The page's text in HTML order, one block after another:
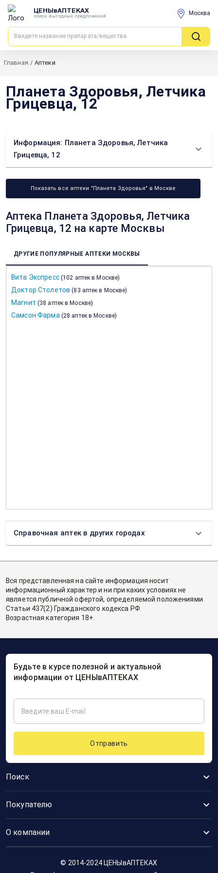
ЦЕНЫвАПТЕКАХ
поиск выгодных предложений Москва
Главная / Аптеки
Планета Здоровья, Летчика
Грицевца, 12
Информация: Планета Здоровья, Летчика
Грицевца, 12
Показать все аптеки "Планета Здоровья" в Москве
Аптека Планета Здоровья, Летчика
Грицевца, 12 на карте Москвы
ДРУГИЕ ПОПУЛЯРНЫЕ АПТЕКИ МОСКВЫ
Вита Экспресс (102 аптек в Москве)
Доктор Столетов (83 аптек в Москве)
Магнит (38 аптек в Москве)
Самсон Фарма (28 аптек в Москве)
Справочная аптек в других городах
Вся представленная на сайте информация носит
информационный характер и ни при каких условиях не
является публичной офертой, определяемой положениями
Статьи 437(2) Гражданского кодекса РФ.
Возрастная категория 18+.
Поиск
Покупателю
О компании
Будьте в курсе полезной и актуальной
информации от ЦЕНЫвАПТЕКАХ
Отправить
© 2014-2024 ЦЕНЫвАПТЕКАХ